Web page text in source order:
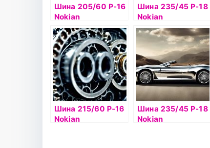
Шина 205/60 Р-16
Nokian
Hakkapelitta R3
96R б/к
Шина 235/45 Р-18
Nokian
Hakkapelitta 9 98T
б/к шип
Шина 215/60 Р-16
Nokian
Шина 235/45 Р-18
Nokian